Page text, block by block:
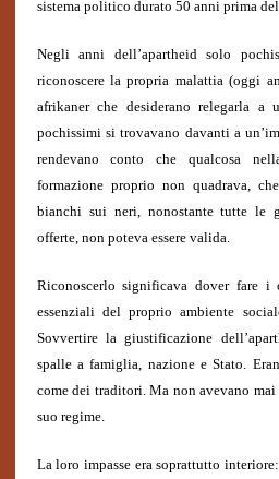
sistema politico durato 50 anni prima
Negli anni dell’apartheid solo
riconoscere la propria malattia (oggi
afrikaner che desiderano relegarla a
pochissimi si trovavano davanti a
rendevano conto che qualcosa
formazione proprio non quadrava,
bianchi sui neri, nonostante tutte le
offerte, non poteva essere valida.
Riconoscerlo significava dover fare
essenziali del proprio ambiente
Sovvertire la giustificazione
spalle a famiglia, nazione e Stato.
come dei traditori. Ma non avevano
suo regime.
La loro impasse era soprattutto